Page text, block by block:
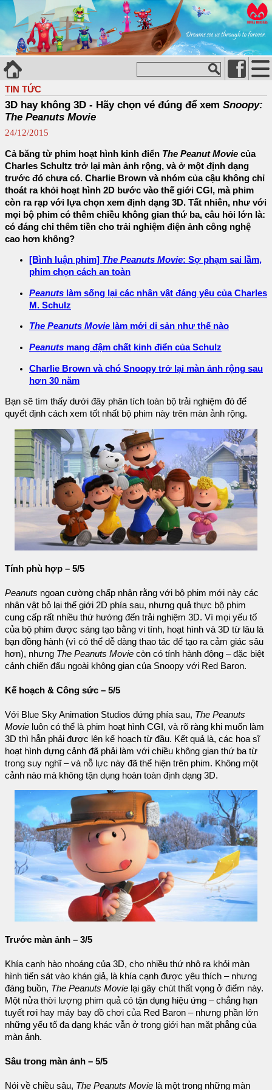
TIN TỨC
3D hay không 3D - Hãy chọn vé đúng để xem Snoopy:
The Peanuts Movie
24/12/2015
Cả băng từ phim hoạt hình kinh điển The Peanut Movie của
Charles Schultz trở lại màn ảnh rộng, và ở một định dạng
trước đó chưa có. Charlie Brown và nhóm của cậu không chỉ
thoát ra khỏi hoạt hình 2D bước vào thế giới CGI, mà phim
còn ra rạp với lựa chọn xem định dạng 3D. Tất nhiên, như với
mọi bộ phim có thêm chiều không gian thứ ba, câu hỏi lớn là:
có đáng chi thêm tiền cho trải nghiệm điện ảnh công nghệ
cao hơn không?
[Bình luận phim] The Peanuts Movie: Sợ phạm sai lầm,
phim chọn cách an toàn
Peanuts làm sống lại các nhân vật đáng yêu của Charles
M. Schulz
The Peanuts Movie làm mới di sản như thế nào
Peanuts mang đậm chất kinh điển của Schulz
Charlie Brown và chó Snoopy trở lại màn ảnh rộng sau
hơn 30 năm
Bạn sẽ tìm thấy dưới đây phân tích toàn bộ trải nghiệm đó để
quyết định cách xem tốt nhất bộ phim này trên màn ảnh rộng.
Tính phù hợp – 5/5
Peanuts ngoan cường chấp nhận rằng với bộ phim mới này các
nhân vật bỏ lại thế giới 2D phía sau, nhưng quả thực bộ phim
cung cấp rất nhiều thứ hướng đến trải nghiệm 3D. Vì mọi yếu tố
của bộ phim được sáng tạo bằng vi tính, hoạt hình và 3D từ lâu là
bạn đồng hành (vì có thể dễ dàng thao tác để tạo ra cảm giác sâu
hơn), nhưng The Peanuts Movie còn có tính hành động – đặc biệt
cảnh chiến đấu ngoài không gian của Snoopy với Red Baron.
Kế hoạch & Công sức – 5/5
Với Blue Sky Animation Studios đứng phía sau, The Peanuts
Movie luôn có thể là phim hoạt hình CGI, và rõ ràng khi muốn làm
3D thì hẳn phải được lên kế hoạch từ đầu. Kết quả là, các họa sĩ
hoạt hình dựng cảnh đã phải làm với chiều không gian thứ ba từ
trong suy nghĩ – và nỗ lực này đã thể hiện trên phim. Không một
cảnh nào mà không tận dụng hoàn toàn định dạng 3D.
Trước màn ảnh – 3/5
Khía cạnh hào nhoáng của 3D, cho nhiều thứ nhô ra khỏi màn
hình tiến sát vào khán giả, là khía cạnh được yêu thích – nhưng
đáng buồn, The Peanuts Movie lại gây chút thất vọng ở điểm này.
Một nửa thời lượng phim quả có tận dụng hiệu ứng – chẳng hạn
tuyết rơi hay máy bay đồ chơi của Red Baron – nhưng phần lớn
những yếu tố đa dạng khác vẫn ở trong giới hạn mặt phẳng của
màn ảnh.
Sâu trong màn ảnh – 5/5
Nói về chiều sâu, The Peanuts Movie là một trong những màn